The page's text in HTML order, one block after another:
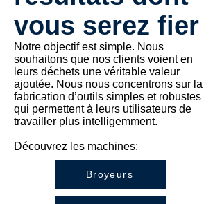
vous serez fier
Notre objectif est simple. Nous
souhaitons que nos clients voient en
leurs déchets une véritable valeur
ajoutée. Nous nous concentrons sur la
fabrication d’outils simples et robustes
qui permettent à leurs utilisateurs de
travailler plus intelligemment.
Découvrez les machines:
Broyeurs